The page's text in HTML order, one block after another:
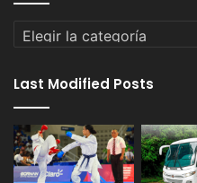
Categorías
Last Modified Posts